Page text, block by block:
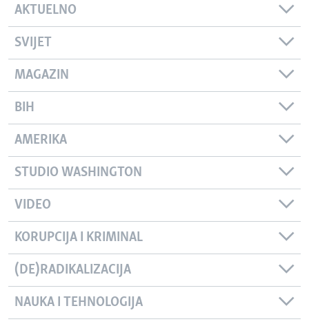
AKTUELNO
SVIJET
MAGAZIN
BIH
AMERIKA
STUDIO WASHINGTON
VIDEO
KORUPCIJA I KRIMINAL
(DE)RADIKALIZACIJA
NAUKA I TEHNOLOGIJA